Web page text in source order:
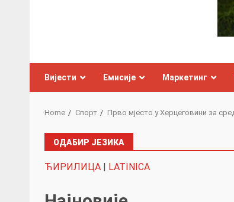
Вијести Емисије Маркетинг
Home Спорт Прво мјесто у Херцеговини за
ОДАБИР ЈЕЗИКА
ЋИРИЛИЦА | LATINICA